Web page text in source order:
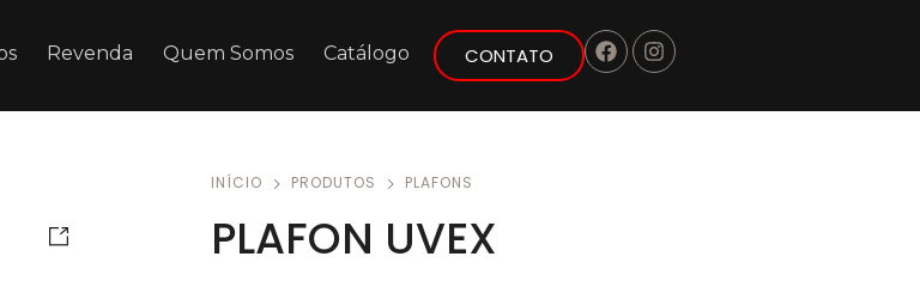
Revenda Quem Somos Catálogo CONTATO
INÍCIO PRODUTOS PLAFONS
PLAFON UVEX